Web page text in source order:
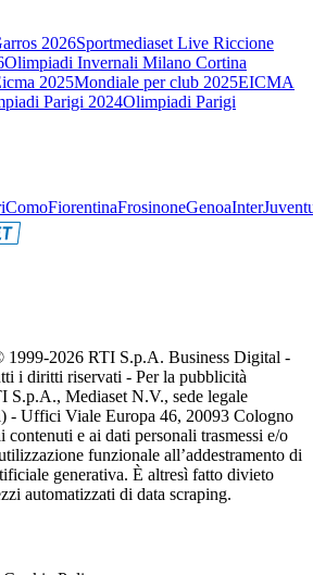
2026Sportmediaset Live Riccione
Olimpiadi Invernali Milano Cortina
2025Mondiale per club 2025EICMA
Parigi 2024Olimpiadi Parigi
ComoFiorentinaFrosinoneGenoaInter
1999-2026 RTI S.p.A. Business Digital -
i diritti riservati - Per la pubblicità
S.p.A., Mediaset N.V., sede legale
- Uffici Viale Europa 46, 20093 Cologno
contenuti e ai dati personali trasmessi e/o
funzionale all’addestramento di
generativa. È altresì fatto divieto
automatizzati di data scraping.